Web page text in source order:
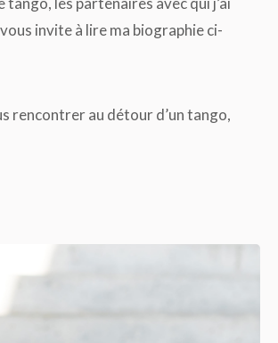
invite à lire ma biographie ci-
rencontrer au détour d’un tango,